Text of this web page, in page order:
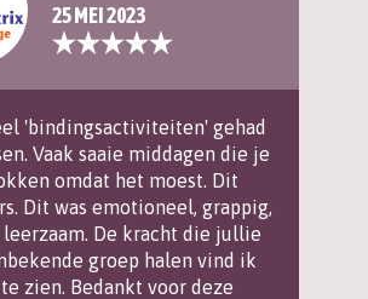
25 MEI 2023
'bindingsactiviteiten' gehad
Vaak saaie middagen die je
omdat het moest. Dit
Dit was emotioneel, grappig,
De kracht die jullie
groep halen vind ik
zien. Bedankt voor deze